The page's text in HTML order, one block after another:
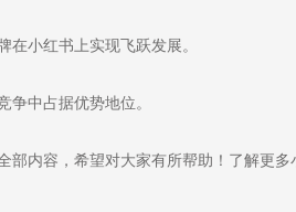
小红书上实现飞跃发展。
中占据优势地位。
内容，希望对大家有所帮助！了解更